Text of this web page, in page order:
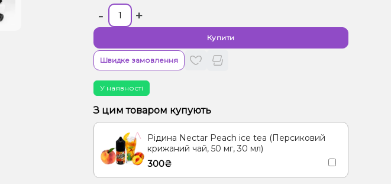
- +
Купити
Швидке замовлення
У наявності
З цим товаром купують
Рідина Nectar Peach ice tea (Персиковий
крижаний чай, 50 мг, 30 мл)
300₴